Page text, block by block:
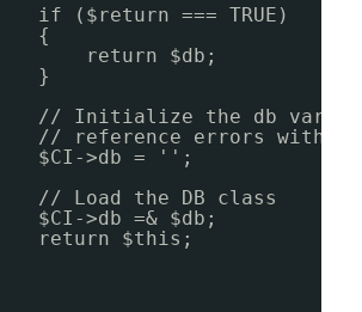
if ($return === TRUE)
{
return $db;
}
// Initialize the db
// reference errors with
$CI->db = '';
// Load the DB class
$CI->db =& $db;
return $this;